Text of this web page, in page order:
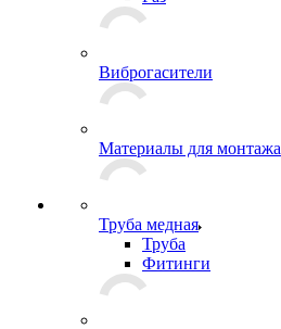
Виброгасители
Материалы для монтажа
Труба медная
Труба
Фитинги